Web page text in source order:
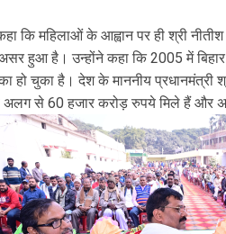
कि महिलाओं के आह्वान पर ही श्री
हुआ है। उन्होंने कहा कि 2005 में
चुका है। देश के माननीय प्रधानमंत्री
अलग से 60 हजार करोड़ रुपये मिले हैं और